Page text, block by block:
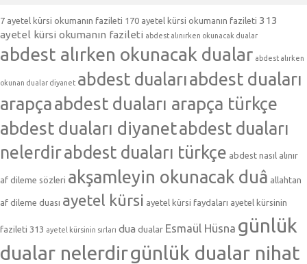
7 ayetel kürsi okumanın fazileti 170 ayetel kürsi okumanın fazileti 313
ayetel kürsi okumanın fazileti abdest alınırken okunacak dualar
abdest alırken okunacak dualar abdest alırken
okunan dualar diyanet abdest dualarıabdest duaları
arapçaabdest duaları arapça türkçe
abdest duaları diyanetabdest duaları
nelerdirabdest duaları türkçe abdest nasıl alınır
af dileme sözleri akşamleyin okunacak duâ allahtan
af dileme duası ayetel kürsi ayetel kürsi faydaları ayetel kürsinin
fazileti 313 ayetel kürsinin sırları dua dualar Esmaül Hüsna günlük
dualar nelerdirgünlük dualar nihat